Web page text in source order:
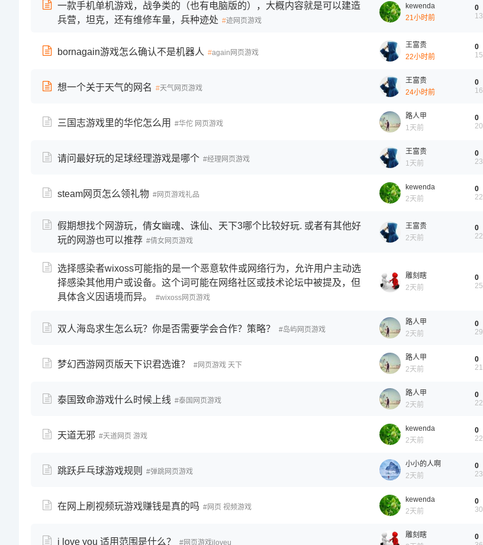
一款手机单机游戏，战争类的（也有电脑版的），大概内容就是可以建造
兵营，坦克，还有维修车量，兵种迹处
迹网页游戏
kewenda
21小时前
0
13
bornagain游戏怎么确认不是机器人 again网页游戏
王富贵
22小时前
0
15
想一个关于天气的网名 天气网页游戏
王富贵
24小时前
0
16
三国志游戏里的华佗怎么用 华佗 网页游戏
路人甲
1天前
0
20
请问最好玩的足球经理游戏是哪个 经理网页游戏
王富贵
1天前
0
23
steam网页怎么领礼物 网页游戏礼品
kewenda
2天前
0
22
假期想找个网游玩，倩女幽魂、诛仙、天下3哪个比较好玩. 或者有其他好
玩的网游也可以推荐
倩女网页游戏
王富贵
2天前
0
22
选择感染者wixoss可能指的是一个恶意软件或网络行为，允许用户主动选
择感染其他用户或设备。这个词可能在网络社区或技术论坛中被提及，但
具体含义因语境而异。
wixoss网页游戏
雕刻瞎
2天前
0
25
双人海岛求生怎么玩？你是否需要学会合作？策略？ 岛屿网页游戏
路人甲
2天前
0
29
梦幻西游网页版天下识君选谁？ 网页游戏 天下
路人甲
2天前
0
21
泰国致命游戏什么时候上线 泰国网页游戏
路人甲
2天前
0
22
天道无邪 天道网页 游戏
kewenda
2天前
0
22
跳跃乒乓球游戏规则 弹跳网页游戏
小小的人啊
2天前
0
23
在网上刷视频玩游戏赚钱是真的吗 网页 视频游戏
kewenda
2天前
0
30
i love you 适用范围是什么？ 网页游戏iloveu
雕刻瞎
0